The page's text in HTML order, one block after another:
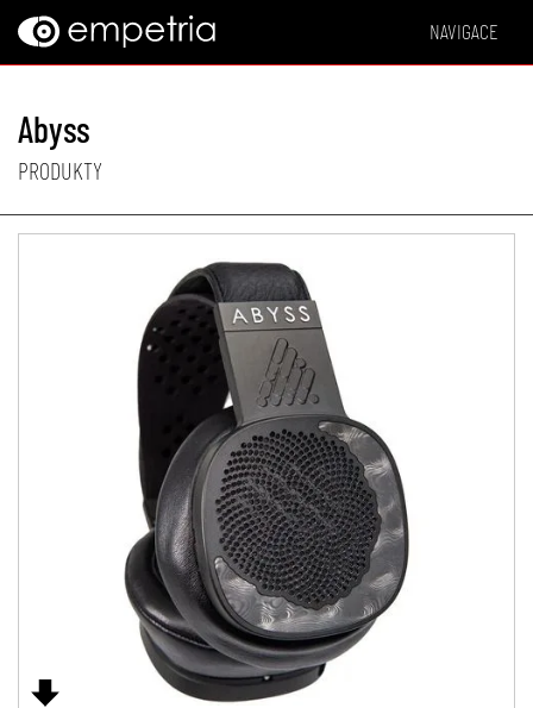
NAVIGACE
Abyss
PRODUKTY